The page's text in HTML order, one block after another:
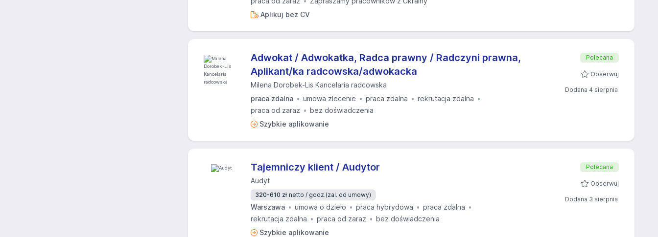
Aplikuj bez CV
Adwokat / Adwokatka, Radca prawny / Radczyni prawna,
Aplikant/ka radcowska/adwokacka
Milena Dorobek-Lis Kancelaria radcowska
praca zdalna
umowa zlecenie praca zdalna
rekrutacja zdalna
praca od zaraz
bez doświadczenia
Szybkie aplikowanie
Polecana
Obserwuj
Dodana 4 sierpnia
Tajemniczy klient / Audytor
Audyt
320-610 zł netto / godz.(zal. od umowy)
Warszawa umowa o dzieło praca hybrydowa
praca zdalna
rekrutacja zdalna
praca od zaraz
bez doświadczenia
Szybkie aplikowanie
Polecana
Obserwuj
Dodana 3 sierpnia